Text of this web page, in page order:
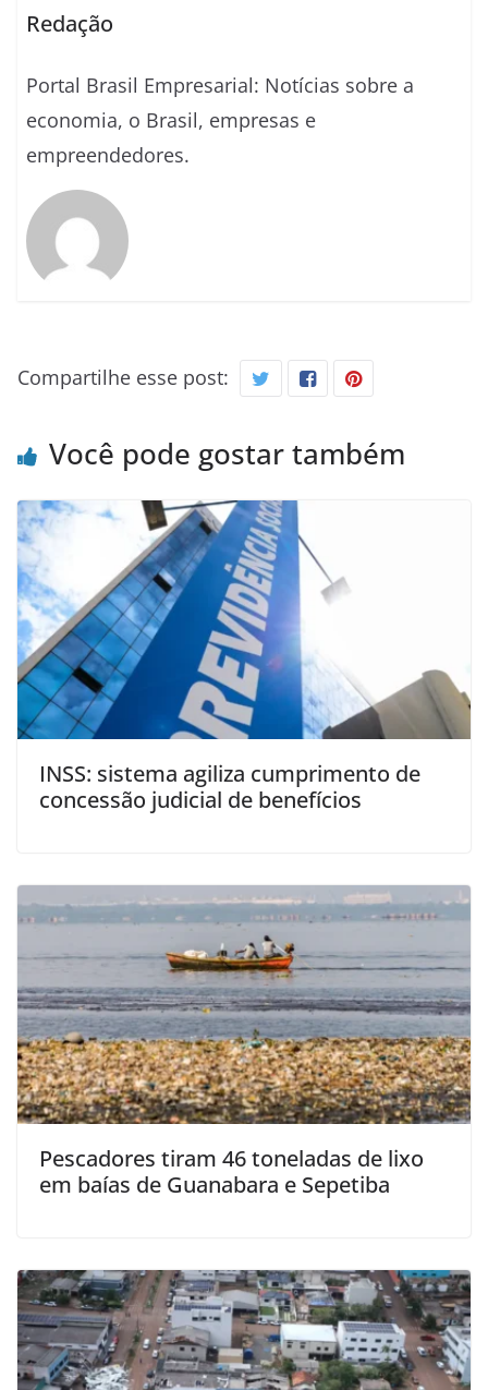
Redação
Portal Brasil Empresarial: Notícias sobre a
economia, o Brasil, empresas e
empreendedores.
Compartilhe esse post:
Você pode gostar também
INSS: sistema agiliza cumprimento de
concessão judicial de benefícios
Pescadores tiram 46 toneladas de lixo
em baías de Guanabara e Sepetiba